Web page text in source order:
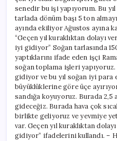
senedir bu işi yapıyorum. Bu
tarlada dönüm başı 5 ton
ayında ekiliyor Ağustos ayına
“Geçen yıl kuraklıktan dolayı
iyi gidiyor” Soğan tarlasında
yaptıklarını ifade eden işçi
soğan toplama işleri
gidiyor ve bu yıl soğan iyi para
büyüklüklerine göre üçe
sandığa koyuyoruz. Burada 2,5
gideceğiz. Burada hava çok
birlikte geliyoruz ve yevmiye
var. Geçen yıl kuraklıktan
gidiyor” ifadelerini kullandı. –